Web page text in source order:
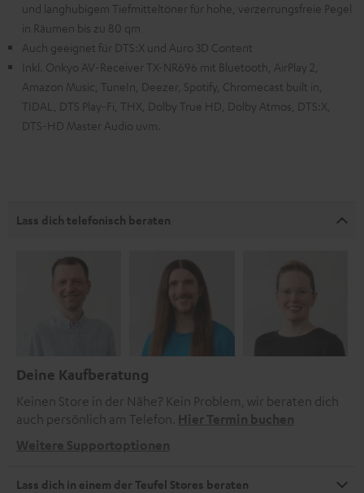
und langhubigem Tiefmitteltöner für hohe, verzerrungsfreie Pegel
in Räumen bis zu 80 qm
Auch geeignet für DTS:X und Auro 3D Content
Inkl. Onkyo AV-Receiver TX-NR696 mit Bluetooth, AirPlay 2,
Amazon Music, TuneIn, Deezer, Spotify, Chromecast built in,
TIDAL, DTS Play-Fi, THX, Dolby True HD, Dolby Atmos, DTS:X,
DTS-HD Master Audio uvm.
Lass dich telefonisch beraten
Deine Kaufberatung
Keinen Store in der Nähe? Kein Problem, wir beraten dich
auch persönlich am Telefon. Hier Termin buchen
Weitere Supportoptionen
Lass dich in einem der Teufel Stores beraten